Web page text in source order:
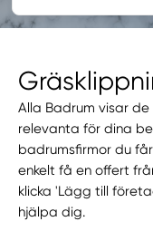
Alla Badrum visar
relevanta för dina
badrumsfirmor du
enkelt få en offert
klicka 'Lägg till
hjälpa dig.